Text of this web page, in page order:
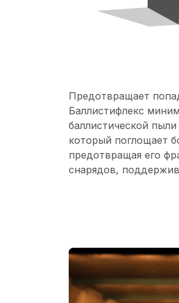
Предотвращает
Баллистифлекс
баллистической
который поглощает
предотвращая его
снарядов,